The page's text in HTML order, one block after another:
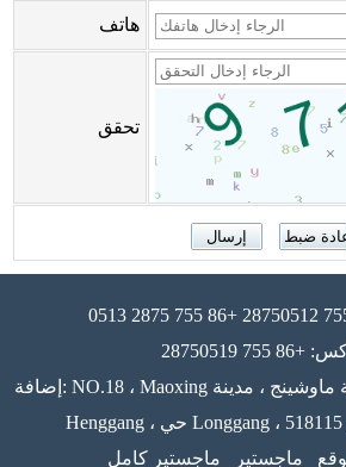
هاتف
تحقق
755 28750519
إضافة: NO.18 ، Maoxing الطريق ، حديقة صناعية ماوشينج ، مدينة
ماجستير ماجستير كامل